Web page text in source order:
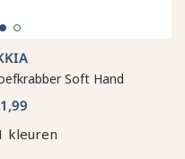
Soft Hand
kleuren